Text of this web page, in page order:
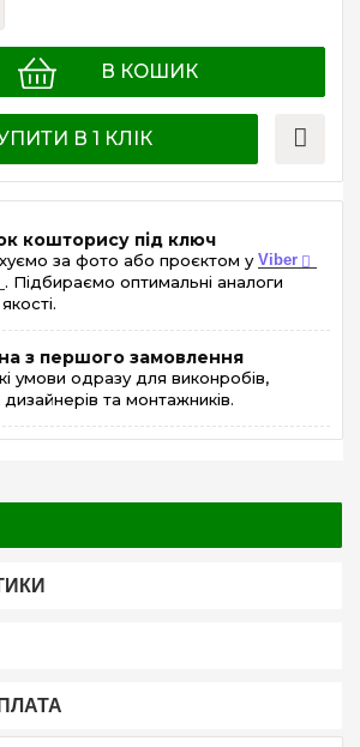
В КОШИК
В 1 КЛІК
кошторису під ключ
за фото або проєктом у Viber
. Підбираємо оптимальні аналоги
з першого замовлення
умови одразу для виконробів,
дизайнерів та монтажників.